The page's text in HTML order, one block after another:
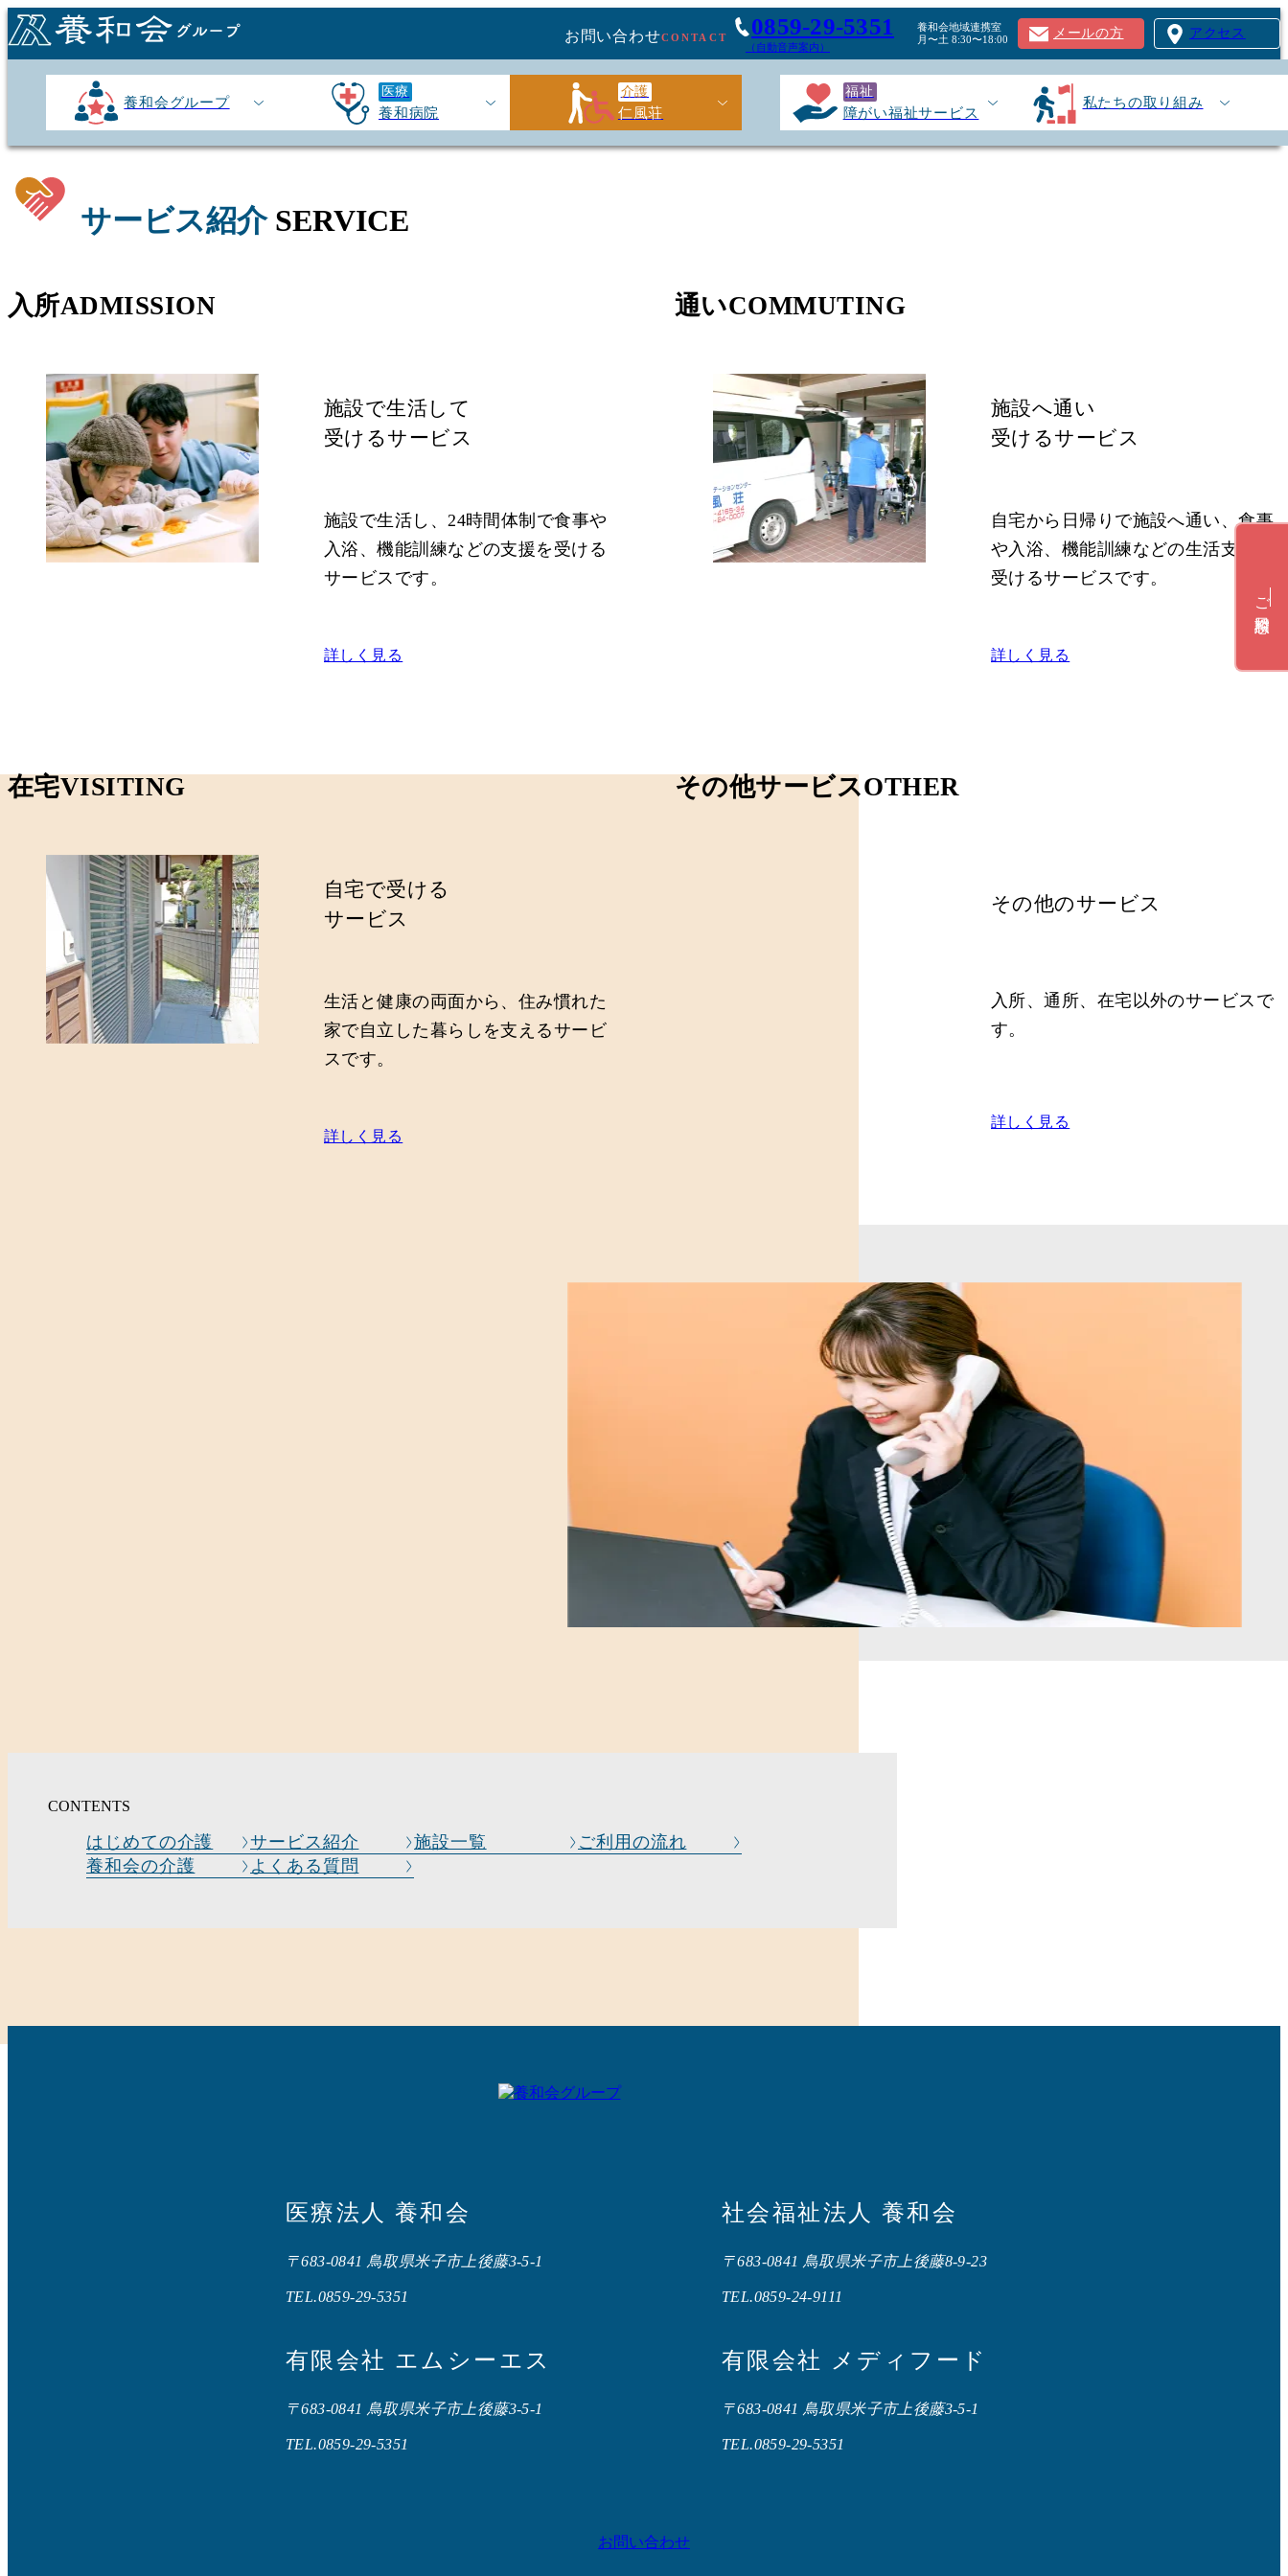
お問い合わせCONTACT 0859-29-5351
（自動音声案内）
養和会地域連携室
月〜土 8:30〜18:00
メールの方 アクセス
養和会グループ
医療
養和病院
介護
仁風荘
福祉
障がい福祉サービス
私たちの取り組み
サービス紹介 SERVICE
入所ADMISSION
施設で生活して
受けるサービス
施設で生活し、24時間体制で食事や
入浴、機能訓練などの支援を受ける
サービスです。
詳しく見る
通いCOMMUTING
施設へ通い
受けるサービス
自宅から日帰りで施設へ通い、食事
や入浴、機能訓練などの生活支援を
受けるサービスです。
詳しく見る
在宅VISITING
自宅で受ける
サービス
生活と健康の両面から、住み慣れた
家で自立した暮らしを支えるサービ
スです。
詳しく見る
その他サービスOTHER
その他のサービス
入所、通所、在宅以外のサービスで
す。
詳しく見る
CONTENTS
はじめての介護 サービス紹介 施設一覧
ご利用の流れ
養和会の介護
よくある質問
医療法人 養和会
〒683-0841 鳥取県米子市上後藤3-5-1
TEL.0859-29-5351
社会福祉法人 養和会
〒683-0841 鳥取県米子市上後藤8-9-23
TEL.0859-24-9111
有限会社 エムシーエス
〒683-0841 鳥取県米子市上後藤3-5-1
TEL.0859-29-5351
有限会社 メディフード
〒683-0841 鳥取県米子市上後藤3-5-1
TEL.0859-29-5351
お問い合わせ
ご相談窓口